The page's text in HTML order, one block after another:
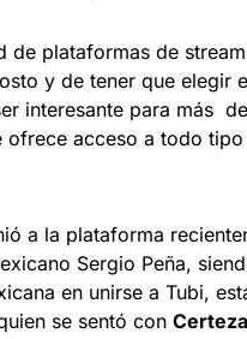
de plataformas de
y de tener que elegir
interesante para más
ofrece acceso a todo
a la plataforma
Sergio Peña,
en unirse a Tubi,
se sentó con Certeza